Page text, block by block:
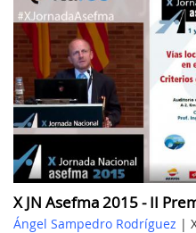
X JN Asefma 2015 - II
Ángel Sampedro Rodríguez |